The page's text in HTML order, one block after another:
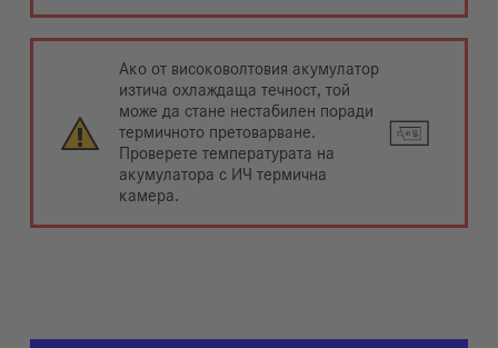
Ако от високоволтовия акумулатор
изтича охлаждаща течност, той
може да стане нестабилен поради
термичното претоварване.
Проверете температурата на
акумулатора с ИЧ термична
камера.